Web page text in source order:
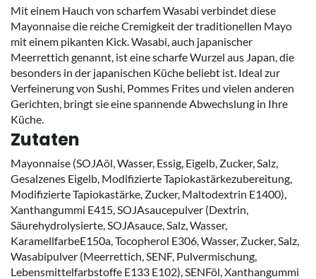
Mit einem Hauch von scharfem Wasabi verbindet diese
Mayonnaise die reiche Cremigkeit der traditionellen Mayo
mit einem pikanten Kick. Wasabi, auch japanischer
Meerrettich genannt, ist eine scharfe Wurzel aus Japan, die
besonders in der japanischen Küche beliebt ist. Ideal zur
Verfeinerung von Sushi, Pommes Frites und vielen anderen
Gerichten, bringt sie eine spannende Abwechslung in Ihre
Küche.
Zutaten
Mayonnaise (SOJAöl, Wasser, Essig, Eigelb, Zucker, Salz,
Gesalzenes Eigelb, Modifizierte Tapiokastärkezubereitung,
Modifizierte Tapiokastärke, Zucker, Maltodextrin E1400),
Xanthangummi E415, SOJAsaucepulver (Dextrin,
Säurehydrolysierte, SOJAsauce, Salz, Wasser,
KaramellfarbeE150a, Tocopherol E306, Wasser, Zucker, Salz,
Wasabipulver (Meerrettich, SENF, Pulvermischung,
Lebensmittelfarbstoffe E133 E102), SENFöl, Xanthangummi